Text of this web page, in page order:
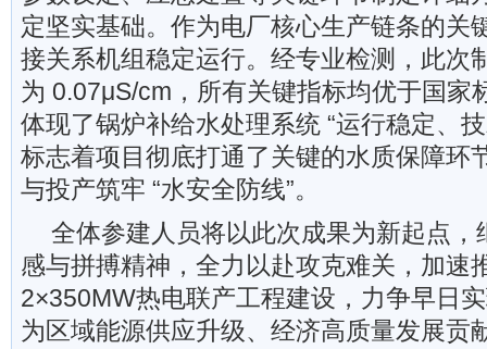
定坚实基础。作为电厂核心生产链条的关
接关系机组稳定运行。经专业检测，此次
为 0.07μS/cm，所有关键指标均优于国家
体现了锅炉补给水处理系统 “运行稳定、
标志着项目彻底打通了关键的水质保障环
与投产筑牢 “水安全防线”。
全体参建人员将以此次成果为新起点，
感与拼搏精神，全力以赴攻克难关，加速
2×350MW热电联产工程建设，力争早日
为区域能源供应升级、经济高质量发展贡